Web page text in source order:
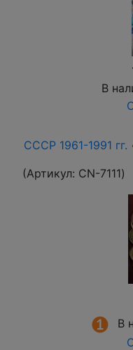
В
СССР 1961-1991
(Артикул: СN-7111)
В